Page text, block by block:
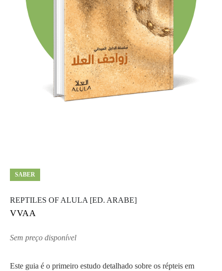
SABER
REPTILES OF ALULA [ED. ARABE]
VVAA
Sem preço disponível
Este guia é o primeiro estudo detalhado sobre os répteis em